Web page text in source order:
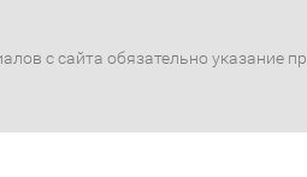
с сайта обязательно указание